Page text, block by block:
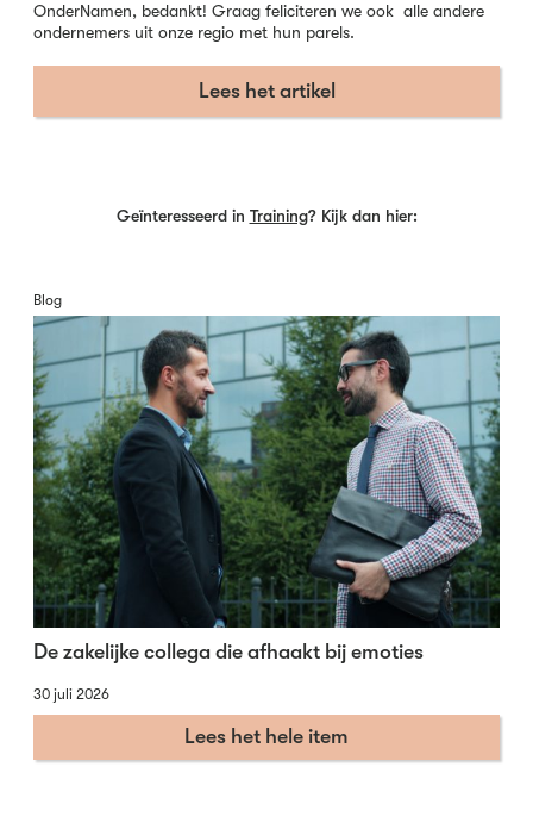
OnderNamen, bedankt! Graag feliciteren we ook alle andere
ondernemers uit onze regio met hun parels.
Lees het artikel
Geïnteresseerd in Training? Kijk dan hier:
Blog
De zakelijke collega die afhaakt bij emoties
30 juli 2026
Lees het hele item